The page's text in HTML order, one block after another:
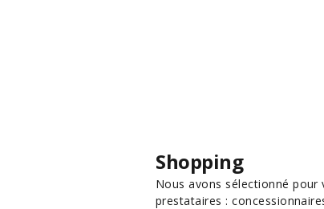
Shopping
Nous avons sélectionné pour
prestataires :